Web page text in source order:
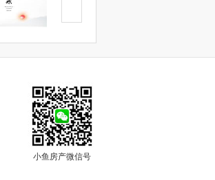
小鱼房产微信号